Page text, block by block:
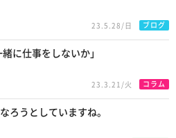
23.5.28/日 ブログ
緒に仕事をしないか」
23.3.21/火 コラム
ろうとしていますね。